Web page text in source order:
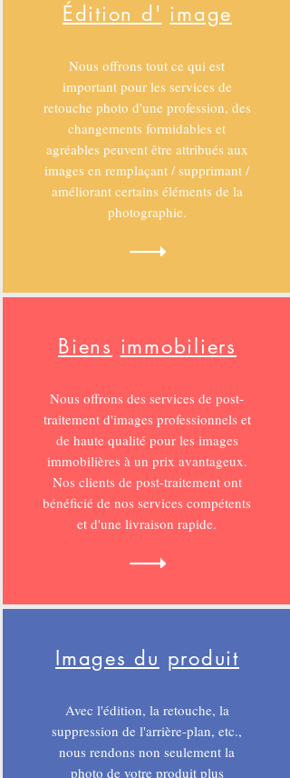
Édition d' image
Nous offrons tout ce qui est
important pour les services de
retouche photo d'une profession, des
changements formidables et
agréables peuvent être attribués aux
images en remplaçant / supprimant /
améliorant certains éléments de la
photographie.
Biens immobiliers
Nous offrons des services de post-
traitement d'images professionnels et
de haute qualité pour les images
immobilières à un prix avantageux.
Nos clients de post-traitement ont
bénéficié de nos services compétents
et d'une livraison rapide.
Images du produit
Avec l'édition, la retouche, la
suppression de l'arrière-plan, etc.,
nous rendons non seulement la
photo de votre produit plus